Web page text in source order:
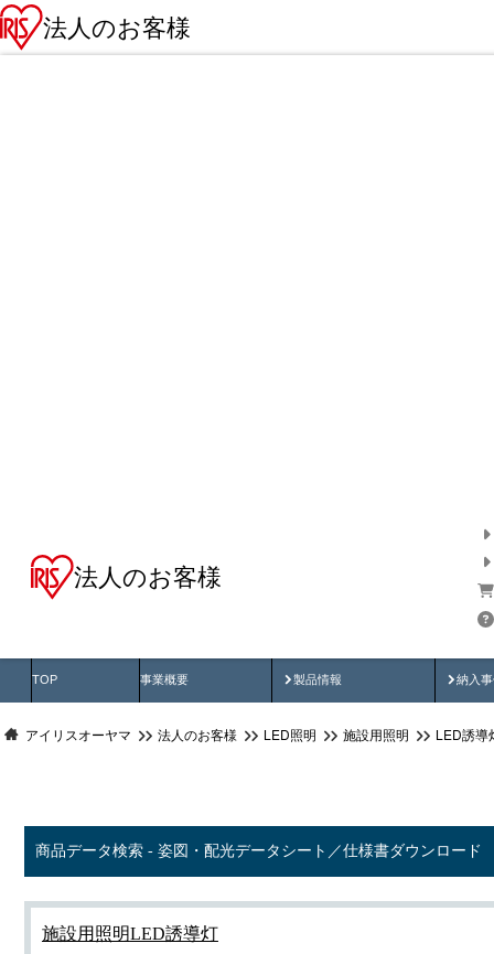
法人のお客様
法人のお客様
TOP 事業概要 製品情報
製品動画 納入
納
アイリスオーヤマ 法人のお客様 LED照明 施設用照明 LED誘導
商品データ検索 - 姿図・配光データシート／仕様書ダウンロード
施設用照明LED誘導灯